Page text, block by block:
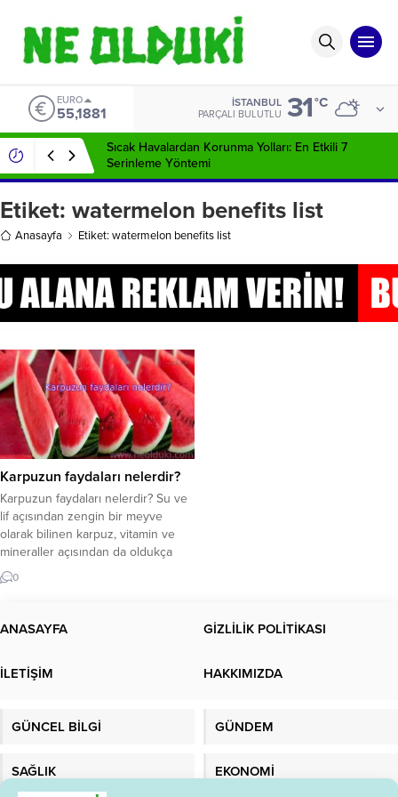
EURO
55,1881
İSTANBUL
PARÇALI BULUTLU 31°C
Sıcak Havalardan Korunma Yolları: En Etkili 7
Serinleme Yöntemi
Etiket: watermelon benefits list
Anasayfa Etiket: watermelon benefits list
Karpuzun faydaları nelerdir?
Karpuzun faydaları nelerdir? Su ve
lif açısından zengin bir meyve
olarak bilinen karpuz, vitamin ve
mineraller açısından da oldukça
faydalı bir meyvedir. Ancak çok
fazla şeker içerdiğinden iki
Karpuzdaki besinler nelerdir? Yaz
meyve sofralarda olur. Bunlardan
0
ANASAYFA GİZLİLİK POLİTİKASI
İLETİŞİM HAKKIMIZDA
GÜNCEL BİLGİ GÜNDEM
SAĞLIK EKONOMİ